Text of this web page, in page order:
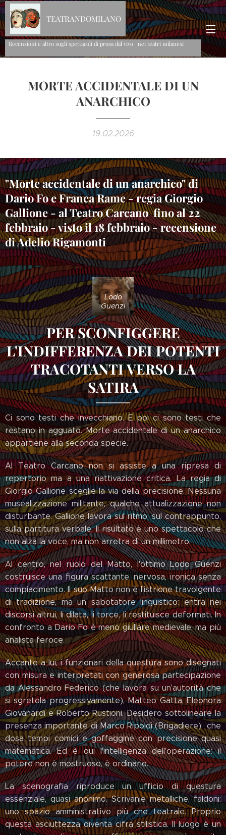
TEATRANDOMILANO
Recensioni e altro sugli spettacoli di prosa dal vivo nei teatri milanesi
MORTE ACCIDENTALE DI UN
ANARCHICO
19.02.2026
"Morte accidentale di un anarchico" di
Dario Fo e Franca Rame - regia Giorgio
Gallione - al Teatro Carcano fino al 22
febbraio - visto il 18 febbraio - recensione
di Adelio Rigamonti
Lodo
Guenzi
PER SCONFIGGERE
L'INDIFFERENZA DEI POTENTI
TRACOTANTI VERSO LA
SATIRA
Ci sono testi che invecchiano. E poi ci sono testi che
restano in agguato. Morte accidentale di un anarchico
appartiene alla seconda specie.
Al Teatro Carcano non si assiste a una ripresa di
repertorio ma a una riattivazione critica. La regia di
Giorgio Gallione sceglie la via della precisione. Nessuna
musealizzazione militante, qualche attualizzazione non
disturbante. Gallione lavora sul ritmo, sul contrappunto,
sulla partitura verbale. Il risultato è uno spettacolo che
non alza la voce, ma non arretra di un millimetro.
Al centro, nel ruolo del Matto, l'ottimo Lodo Guenzi
costruisce una figura scattante, nervosa, ironica senza
compiacimento. Il suo Matto non è l'istrione travolgente
di tradizione, ma un sabotatore linguistico: entra nei
discorsi altrui, li dilata, li torce, li restituisce deformati. In
confronto a Dario Fo è meno giullare medievale, ma più
analista feroce.
Accanto a lui, i funzionari della questura sono disegnati
con misura e interpretati con generosa partecipazione
da Alessandro Federico (che lavora su un'autorità che
si sgretola progressivamente), Matteo Gatta, Eleonora
Giovanardi e Roberto Rustioni. Desidero sottolineare la
presenza importante di Marco Ripoldi (Brigadiere) che
dosa tempi comici e goffaggine con precisione quasi
matematica. Ed è qui l'intelligenza dell'operazione: il
potere non è mostruoso, è ordinario.
La scenografia riproduce un ufficio di questura
essenziale, quasi anonimo. Scrivanie metalliche, faldoni:
uno spazio amministrativo più che teatrale. Proprio
questa asciuttezza diventa cifra stilistica. Il luogo è un